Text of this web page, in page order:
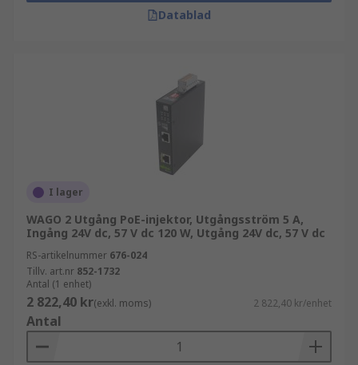
Datablad
I lager
WAGO 2 Utgång PoE-injektor, Utgångsström 5 A,
Ingång 24V dc, 57 V dc 120 W, Utgång 24V dc, 57 V dc
RS-artikelnummer 676-024
Tillv. art.nr 852-1732
Antal (1 enhet)
2 822,40 kr(exkl. moms) 2 822,40 kr/enhet
Antal